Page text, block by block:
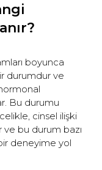
boyunca
durumdur ve
Bu durumu
cinsel ilişki
ve bu durum bazı
deneyime yol